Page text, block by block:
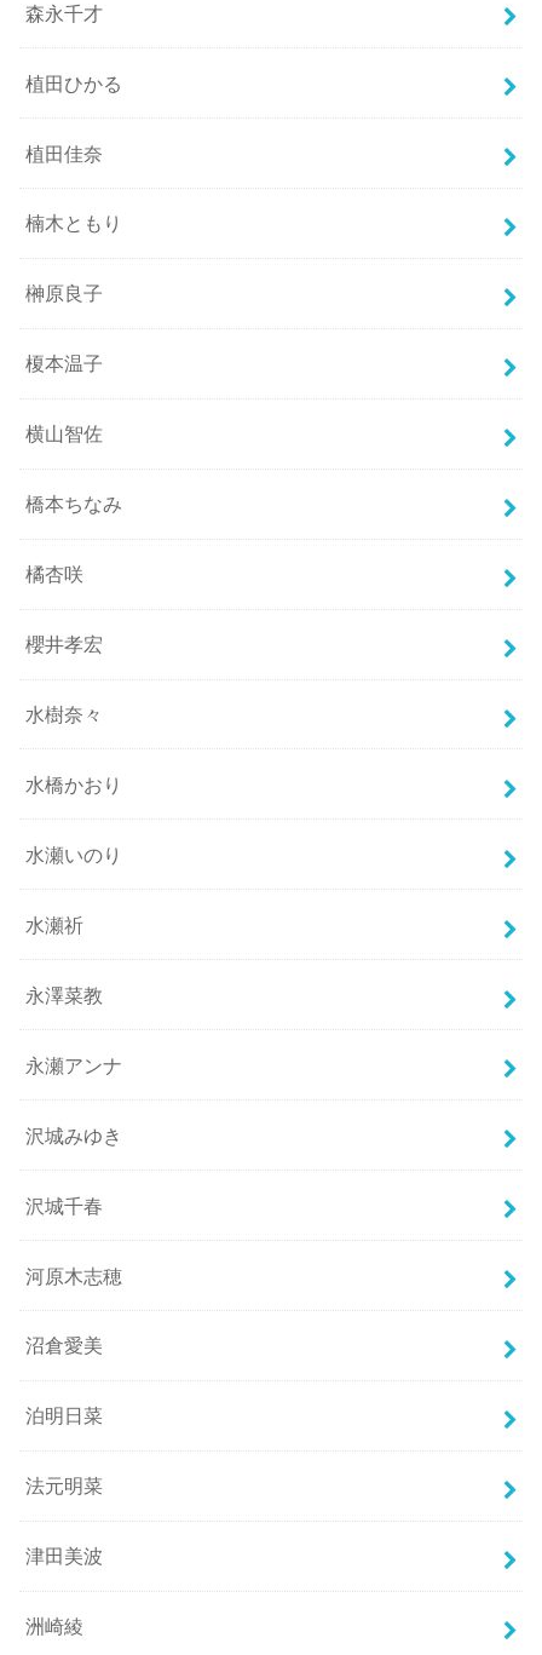
森永千才
植田ひかる
植田佳奈
楠木ともり
榊原良子
榎本温子
横山智佐
橋本ちなみ
橘杏咲
櫻井孝宏
水樹奈々
水橋かおり
水瀬いのり
水瀬祈
永澤菜教
永瀬アンナ
沢城みゆき
沢城千春
河原木志穂
沼倉愛美
泊明日菜
法元明菜
津田美波
洲崎綾